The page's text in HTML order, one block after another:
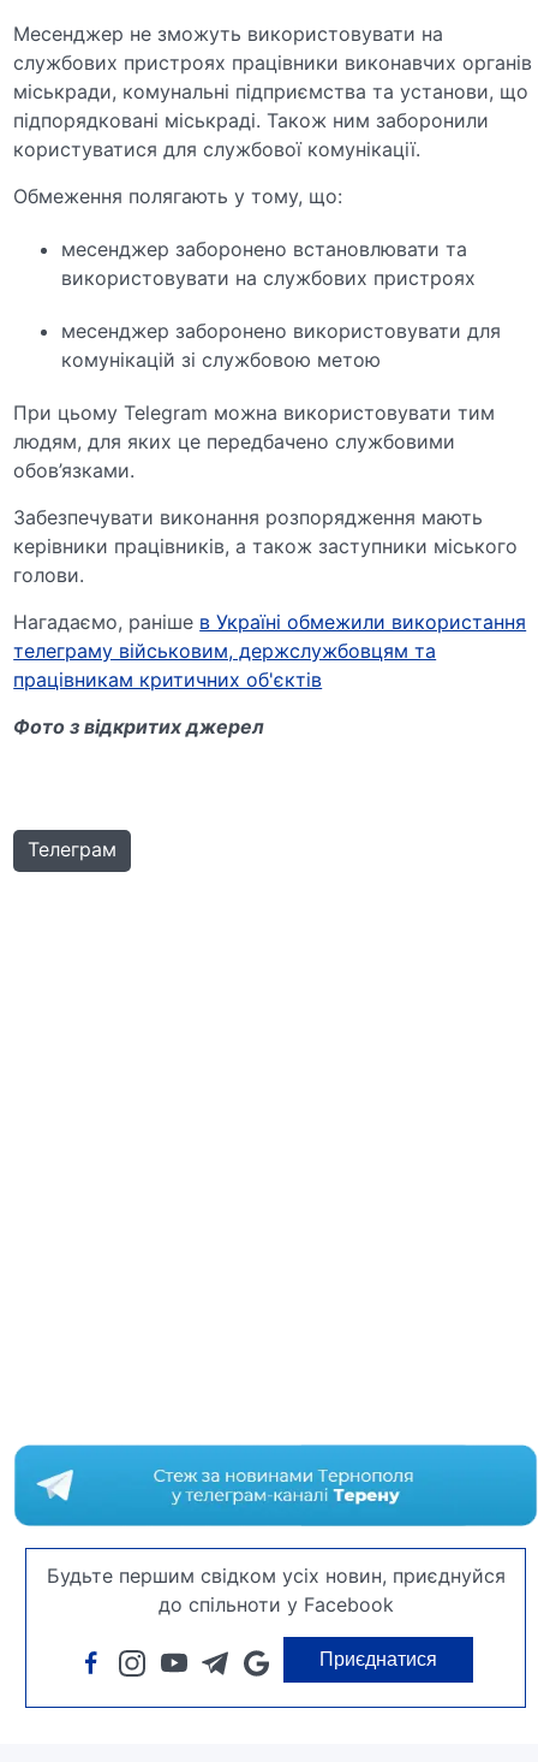
Месенджер не зможуть використовувати на
службових пристроях працівники виконавчих органів
міськради, комунальні підприємства та установи, що
підпорядковані міськраді. Також ним заборонили
користуватися для службової комунікації.
Обмеження полягають у тому, що:
месенджер заборонено встановлювати та
використовувати на службових пристроях
месенджер заборонено використовувати для
комунікацій зі службовою метою
При цьому Telegram можна використовувати тим
людям, для яких це передбачено службовими
обов’язками.
Забезпечувати виконання розпорядження мають
керівники працівників, а також заступники міського
голови.
Нагадаємо, раніше в Україні обмежили використання
телеграму військовим, держслужбовцям та
працівникам критичних об'єктів
Фото з відкритих джерел
Телеграм
Будьте першим свідком усіх новин, приєднуйся
до спільноти у Facebook
Приєднатися